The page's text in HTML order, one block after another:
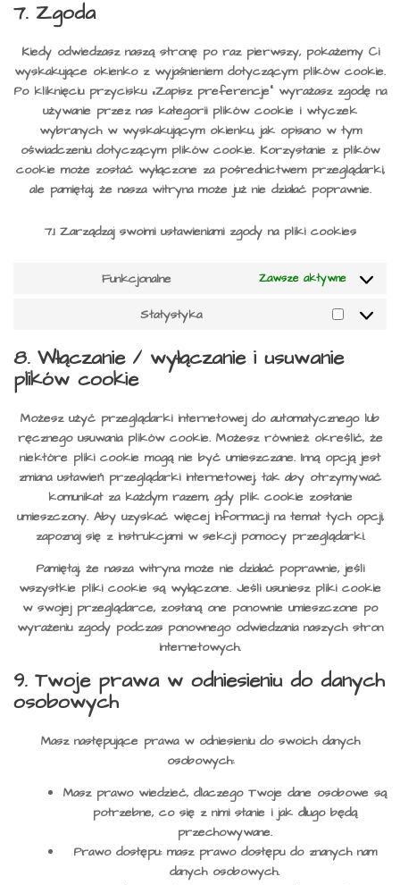
7. Zgoda
Kiedy odwiedzasz naszą stronę po raz pierwszy, pokażemy Ci
wyskakujące okienko z wyjaśnieniem dotyczącym plików cookie.
Po kliknięciu przycisku „Zapisz preferencje” wyrażasz zgodę na
używanie przez nas kategorii plików cookie i wtyczek
wybranych w wyskakującym okienku, jak opisano w tym
oświadczeniu dotyczącym plików cookie. Korzystanie z plików
cookie może zostać wyłączone za pośrednictwem przeglądarki,
ale pamiętaj, że nasza witryna może już nie działać poprawnie.
7.1 Zarządzaj swoimi ustawieniami zgody na pliki cookies
Funkcjonalne Zawsze aktywne
Statystyka
8. Włączanie / wyłączanie i usuwanie
plików cookie
Możesz użyć przeglądarki internetowej do automatycznego lub
ręcznego usuwania plików cookie. Możesz również określić, że
niektóre pliki cookie mogą nie być umieszczane. Inną opcją jest
zmiana ustawień przeglądarki internetowej, tak aby otrzymywać
komunikat za każdym razem, gdy plik cookie zostanie
umieszczony. Aby uzyskać więcej informacji na temat tych opcji,
zapoznaj się z instrukcjami w sekcji pomocy przeglądarki.
Pamiętaj, że nasza witryna może nie działać poprawnie, jeśli
wszystkie pliki cookie są wyłączone. Jeśli usuniesz pliki cookie
w swojej przeglądarce, zostaną one ponownie umieszczone po
wyrażeniu zgody podczas ponownego odwiedzania naszych stron
internetowych.
9. Twoje prawa w odniesieniu do danych
osobowych
Masz następujące prawa w odniesieniu do swoich danych
osobowych:
Masz prawo wiedzieć, dlaczego Twoje dane osobowe są
potrzebne, co się z nimi stanie i jak długo będą
przechowywane.
Prawo dostępu: masz prawo dostępu do znanych nam
danych osobowych.